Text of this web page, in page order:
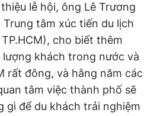
lễ hội, ông Lê Trương
Trung tâm xúc tiến du lịch
cho biết thêm
khách trong nước và
rất đông, và hằng năm các
tâm việc thành phố sẽ
gì để du khách trải nghiệm